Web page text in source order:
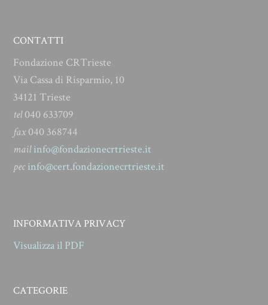
CONTATTI
Fondazione CRTrieste
Via Cassa di Risparmio, 10
34121 Trieste
tel040 633709
fax040 368744
mailinfo@fondazionecrtrieste.it
pecinfo@cert.fondazionecrtrieste.it
INFORMATIVA PRIVACY
Visualizza il PDF
CATEGORIE